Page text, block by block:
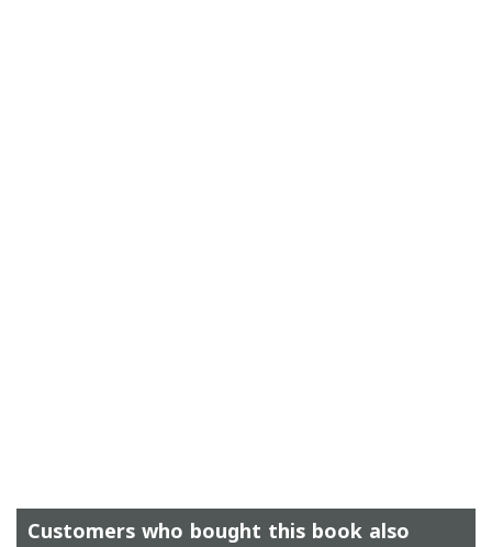
Customers who bought this book also